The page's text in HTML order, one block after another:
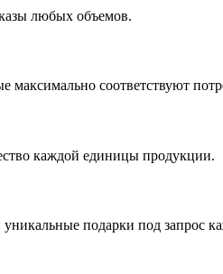
любых объемов.
максимально соответствуют
каждой единицы продукции.
подарки под запрос